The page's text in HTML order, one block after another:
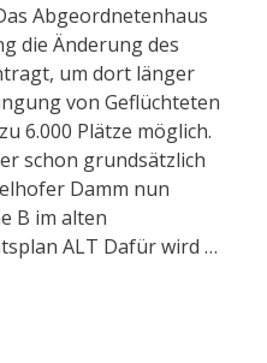
Abgeordnetenhaus
die Änderung des
um dort länger
von Geflüchteten
6.000 Plätze möglich.
schon grundsätzlich
Damm nun
B im alten
ALT Dafür wird …